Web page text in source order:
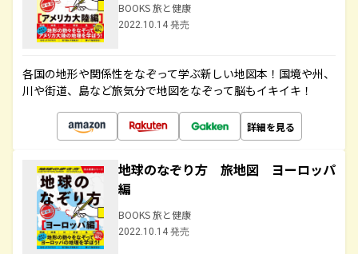
BOOKS 旅と健康
2022.10.14 発売
各国の地形や関係性をなぞって学ぶ新しい地図本！国境や州、
川や街道、島など旅気分で地図をなぞって脳もイキイキ！
詳細を見る
地球のなぞり方 旅地図 ヨーロッパ
編
BOOKS 旅と健康
2022.10.14 発売